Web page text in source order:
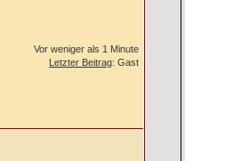
Vor weniger als 1 Minute
Letzter Beitrag: Gast